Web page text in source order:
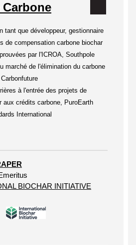
tant que développeur, gestionnaire
de compensation carbone biochar
par l'ICROA, Southpole
marché de l'élimination du carbone
à l'entrée des projets de
aux crédits carbone, PuroEarth
International
BIOCHAR INITIATIVE